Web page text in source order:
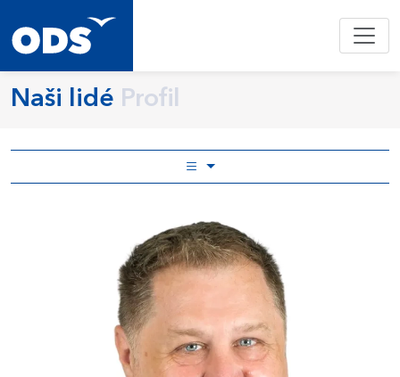
Naši lidé Profil